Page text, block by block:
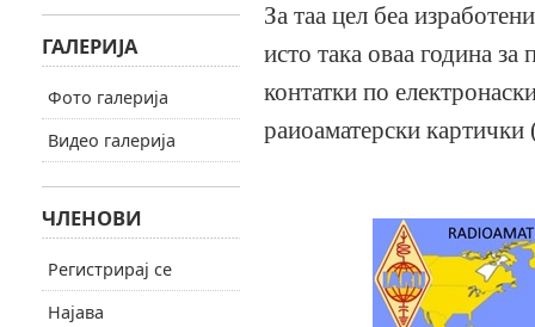
За таа цел беа
исто така оваа година
контатки по
раиоаматерски картички
ГАЛЕРИЈА
Фото галерија
Видео галерија
ЧЛЕНОВИ
Регистрирај се
Најава